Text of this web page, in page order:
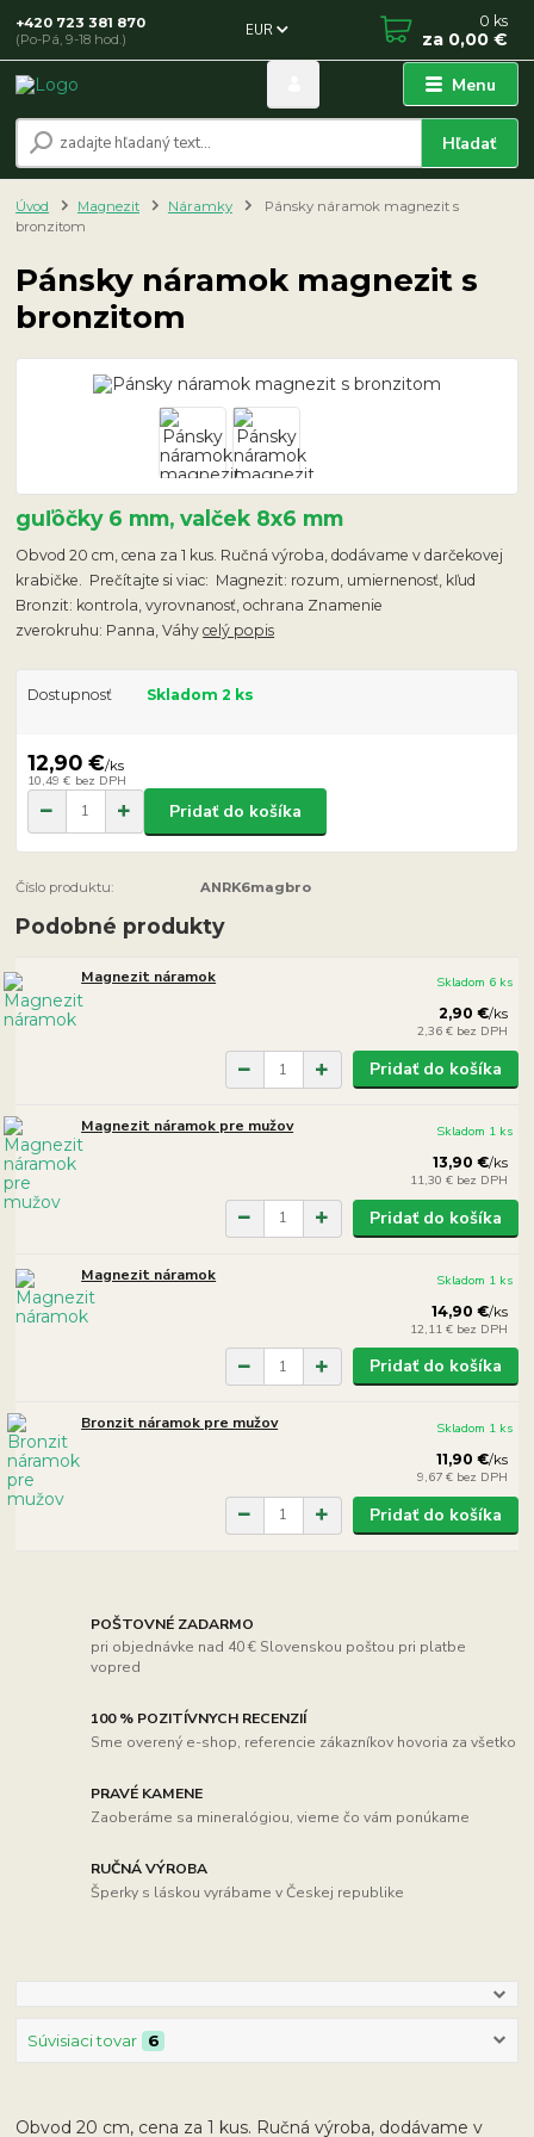
Menu
EUR
Hľadať
+420 723 381 870
(Po-Pá, 9-18 hod.)
0 ks
za 0,00 €
Úvod Magnezit Náramky
Pánsky náramok magnezit s
bronzitom
Pánsky náramok magnezit s
bronzitom
guľôčky 6 mm, valček 8x6 mm
Obvod 20 cm, cena za 1 kus. Ručná výroba, dodávame v darčekovej
krabičke. Prečítajte si viac: Magnezit: rozum, umiernenosť, kľud
Bronzit: kontrola, vyrovnanosť, ochrana Znamenie
zverokruhu: Panna, Váhycelý popis
Dostupnosť Skladom 2 ks
12,90 €/ks
10,49 € bez DPH
Pridať do košíka
Číslo produktu: ANRK6magbro
Podobné produkty
Magnezit náramok
2,90 €/ks
2,36 € bez DPH
Skladom 6 ks
Pridať do košíka
Magnezit náramok pre mužov
13,90 €/ks
11,30 € bez DPH
Skladom 1 ks
Pridať do košíka
Magnezit náramok
14,90 €/ks
12,11 € bez DPH
Skladom 1 ks
Pridať do košíka
Bronzit náramok pre mužov
11,90 €/ks
9,67 € bez DPH
Skladom 1 ks
Pridať do košíka
POŠTOVNÉ ZADARMO
pri objednávke nad 40 € Slovenskou poštou pri platbe
vopred
100 % POZITÍVNYCH RECENZIÍ
Sme overený e-shop, referencie zákazníkov hovoria za všetko
PRAVÉ KAMENE
Zaoberáme sa mineralógiou, vieme čo vám ponúkame
RUČNÁ VÝROBA
Šperky s láskou vyrábame v Českej republike
Súvisiaci tovar 6
Obvod 20 cm, cena za 1 kus. Ručná výroba, dodávame v